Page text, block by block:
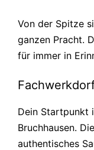
Von der Spitze
ganzen Pracht.
für immer in
Dein Startpunkt
Bruchhausen.
authentisches